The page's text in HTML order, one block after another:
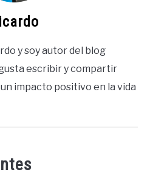
y soy autor del blog
escribir y compartir
impacto positivo en la vida